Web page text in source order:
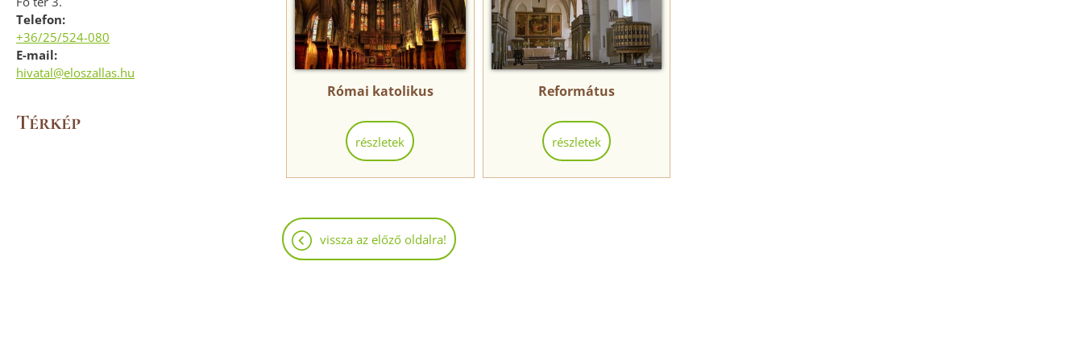
Telefon:
+36/25/524-080
E-mail:
hivatal@eloszallas.hu
Térkép
Római katolikus
részletek
Református
részletek
vissza az előző oldalra!